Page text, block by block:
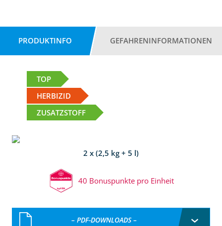
PRODUKTINFO GEFAHRENINFORMATIONEN
TOP
HERBIZID
ZUSATZSTOFF
2 x (2,5 kg + 5 l)
40 Bonuspunkte pro Einheit
– PDF-DOWNLOADS –